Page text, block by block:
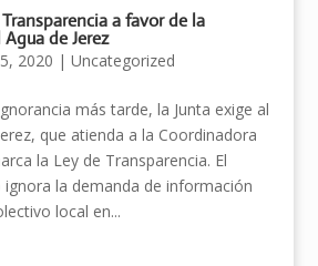
a favor de la
de Jerez
2020 | Uncategorized
más tarde, la Junta exige al
que atienda a la Coordinadora
la Ley de Transparencia. El
la demanda de información
local en...